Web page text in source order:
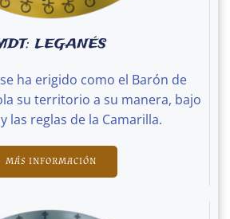
LEGANÉS
ha erigido como el Barón de
su territorio a su manera, bajo
las reglas de la Camarilla.
MÁS INFORMACIÓN